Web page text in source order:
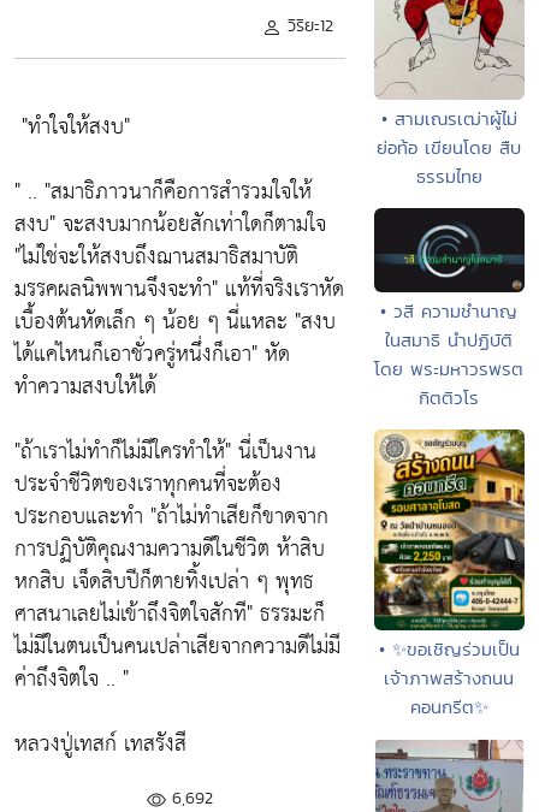
วิริยะ12
"ทำใจให้สงบ"
" .. "สมาธิภาวนาก็คือการสำรวมใจให้
สงบ"จะสงบมากน้อยสักเท่าใดก็ตามใจ
"ไม่ใช่จะให้สงบถึงฌานสมาธิสมาบัติ
มรรคผลนิพพานจึงจะทำ" แท้ที่จริงเราหัด
เบื้องต้นหัดเล็ก ๆ น้อย ๆ นี่แหละ "สงบ
ได้แค่ไหนก็เอาชั่วครู่หนึ่งก็เอา"หัด
ทำความสงบให้ได้
"ถ้าเราไม่ทำก็ไม่มีใครทำให้"นี่เป็นงาน
ประจำชีวิตของเราทุกคนที่จะต้อง
ประกอบและทำ "ถ้าไม่ทำเสียก็ขาดจาก
การปฏิบัติคุณงามความดีในชีวิต ห้าสิบ
หกสิบ เจ็ดสิบปีก็ตายทิ้งเปล่า ๆ พุทธ
ศาสนาเลยไม่เข้าถึงจิตใจสักที"ธรรมะก็
ไม่มีในตนเป็นคนเปล่าเสียจากความดีไม่มี
ค่าถึงจิตใจ .. "
หลวงปู่เทสก์ เทสรังสี
6,692
• สามเณรเฒ่าผู้ไม่
ย่อท้อ เขียนโดย สืบ
ธรรมไทย
• วสี ความชำนาญ
ในสมาธิ นำปฏิบัติ
โดย พระมหาวรพรต
กิตติวโร
• ✨ขอเชิญร่วมเป็น
เจ้าภาพสร้างถนน
คอนกรีต✨